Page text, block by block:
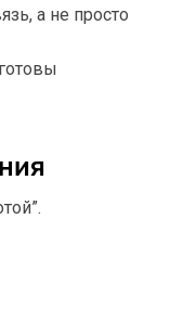
а не просто